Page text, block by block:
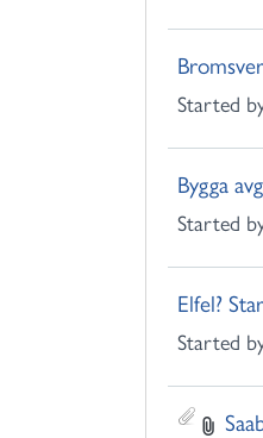
Started
Bygga
Started
Elfel?
Started